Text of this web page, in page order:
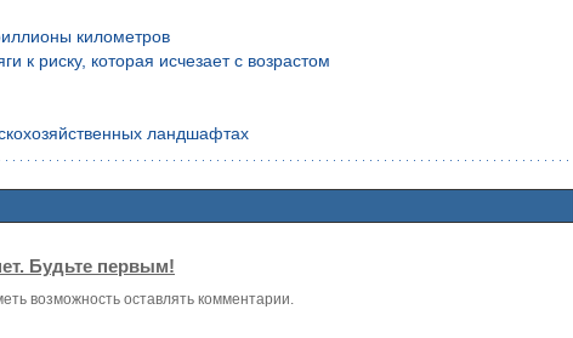
километров
к риску, которая исчезает с возрастом
ландшафтах
Будьте первым!
возможность оставлять комментарии.